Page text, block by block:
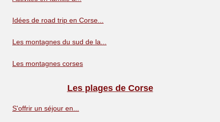
Idées de road trip en Corse...
Les montagnes du sud de la...
Les montagnes corses
Les plages de Corse
S'offrir un séjour en...